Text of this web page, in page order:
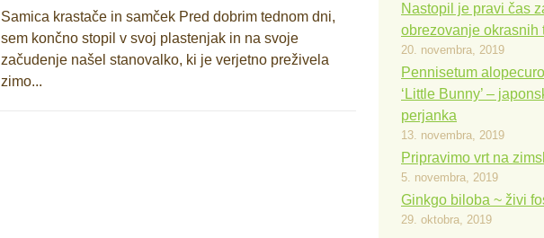
Samica krastače in samček Pred dobrim tednom dni,
sem končno stopil v svoj plastenjak in na svoje
začudenje našel stanovalko, ki je verjetno preživela
zimo...
Nastopil je pravi čas
obrezovanje okrasnih
20. novembra, 2019
Pennisetum
‘Little Bunny’ –
perjanka
13. novembra, 2019
Pripravimo vrt na
5. novembra, 2019
Ginkgo biloba ~ živi
29. oktobra, 2019